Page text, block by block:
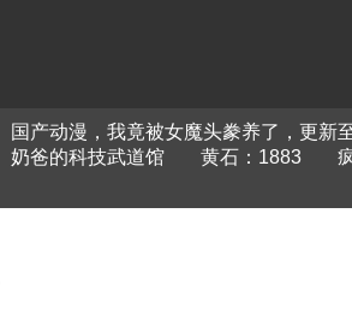
国产动漫，我竟被女魔头豢养了，更新
奶爸的科技武道馆 黄石：1883